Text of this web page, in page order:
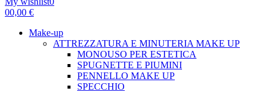
00,00 €
Make-up
ATTREZZATURA E MINUTERIA MAKE UP
MONOUSO PER ESTETICA
SPUGNETTE E PIUMINI
PENNELLO MAKE UP
SPECCHIO